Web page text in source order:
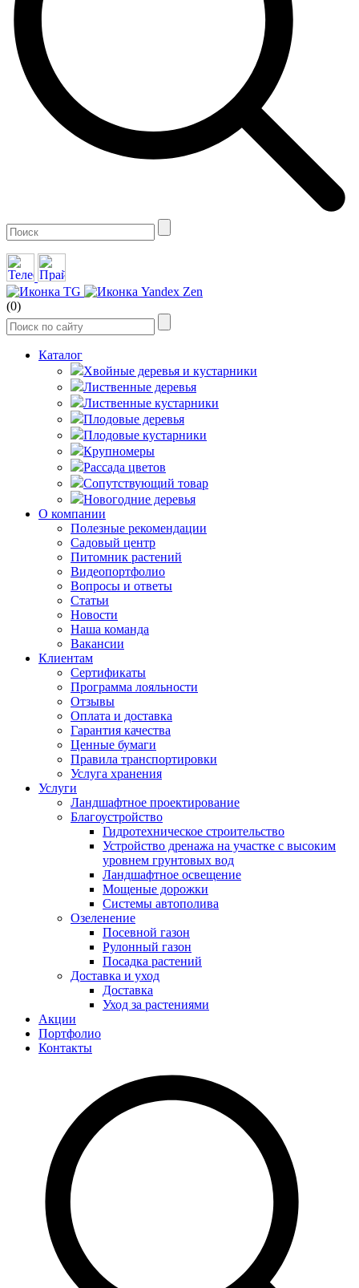
(0)
Каталог
Хвойные деревья и кустарники
Лиственные деревья
Лиственные кустарники
Плодовые деревья
Плодовые кустарники
Крупномеры
Рассада цветов
Сопутствующий товар
Новогодние деревья
О компании
Полезные рекомендации
Садовый центр
Питомник растений
Видеопортфолио
Вопросы и ответы
Статьи
Новости
Наша команда
Вакансии
Клиентам
Сертификаты
Программа лояльности
Отзывы
Оплата и доставка
Гарантия качества
Ценные бумаги
Правила транспортировки
Услуга хранения
Услуги
Ландшафтное проектирование
Благоустройство
Гидротехническое строительство
Устройство дренажа на участке с высоким
уровнем грунтовых вод
Ландшафтное освещение
Мощеные дорожки
Системы автополива
Озеленение
Посевной газон
Рулонный газон
Посадка растений
Доставка и уход
Доставка
Уход за растениями
Акции
Портфолио
Контакты